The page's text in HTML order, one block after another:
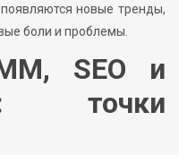
новые тренды,
боли и проблемы.
SEO и
точки